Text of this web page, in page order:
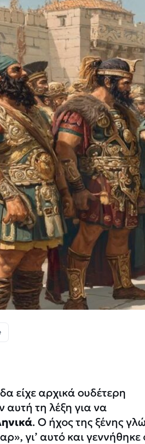
είχε αρχικά ουδέτερη
τη λέξη για να
. Ο ήχος της ξένης
γι’ αυτό και γεννήθηκε